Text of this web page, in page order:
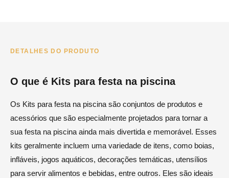
DETALHES DO PRODUTO
O que é Kits para festa na piscina
Os Kits para festa na piscina são conjuntos de produtos e
acessórios que são especialmente projetados para tornar a
sua festa na piscina ainda mais divertida e memorável. Esses
kits geralmente incluem uma variedade de itens, como boias,
infláveis, jogos aquáticos, decorações temáticas, utensílios
para servir alimentos e bebidas, entre outros. Eles são ideais